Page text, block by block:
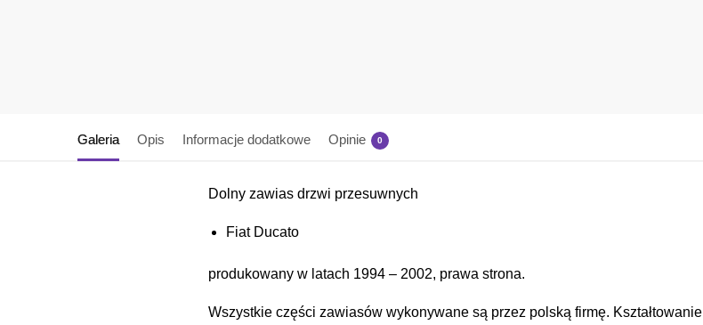
Galeria Opis Informacje dodatkowe Opinie 0
Dolny zawias drzwi przesuwnych
Fiat Ducato
produkowany w latach 1994 – 2002, prawa strona.
Wszystkie części zawiasów wykonywane są przez polską firmę.